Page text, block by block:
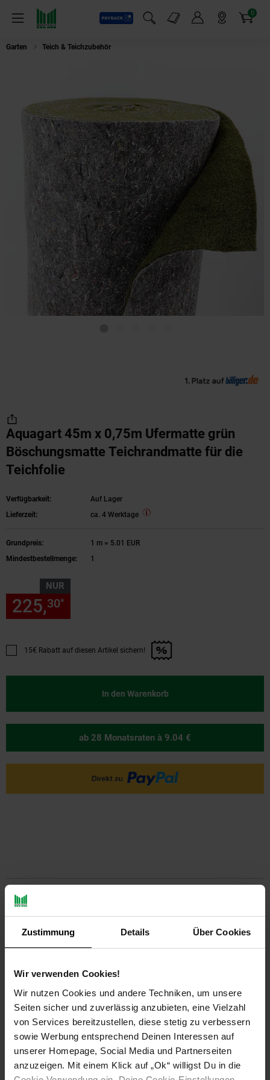
Zustimmung Details Über Cookies
Wir verwenden Cookies!
Wir nutzen Cookies und andere Techniken, um unsere
Seiten sicher und zuverlässig anzubieten, eine Vielzahl
von Services bereitzustellen, diese stetig zu verbessern
sowie Werbung entsprechend Deinen Interessen auf
unserer Homepage, Social Media und Partnerseiten
anzuzeigen. Mit einem Klick auf „Ok“ willigst Du in die
Menü
Payback
Suchfeld einblenden
Markt-Angebote 0
Artikel
Garten Teich & Teichzubehör
Aquagart 45m x 0,75m Ufermatte grün
Böschungsmatte Teichrandmatte für die
Teichfolie
Verfügbarkeit:
Auf Lager
Lieferzeit:
ca. 4 Werktage
Grundpreis:
1 m = 5.01 EUR
Mindestbestellmenge:
1
NUR
225,30*
Promotion "15€ Rabatt auf diesen Artikel sichern!" anwenden
15€ Rabatt auf diesen Artikel sichern!
In den Warenkorb
ab 28 Monatsraten à 9.04 €
PAYBACK
Payback Punkte Basis°Punkte:
112
Extra°Punkte:
0
Produktbeschreibung
Die Ufermatte bietet Pflanzen den nötigen Halten, an Stellen
im Teich an denen sich kein Substrat hält und schützt ihre
Teichfolie vor Sonneneinstrahlung. Unschöne, kahle
Folienränder gehören damit der Vergangenheit an.